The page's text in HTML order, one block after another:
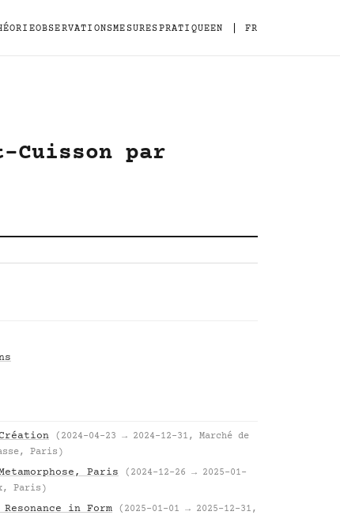
OBSERVATIONSMESURESPRATIQUEEN FR
Cuisson par
(2024-04-23 → 2024-12-31, Marché de
Paris)
Paris
(2024-12-26 → 2025-01-
Paris)
in Form
(2025-01-01 → 2025-12-31,